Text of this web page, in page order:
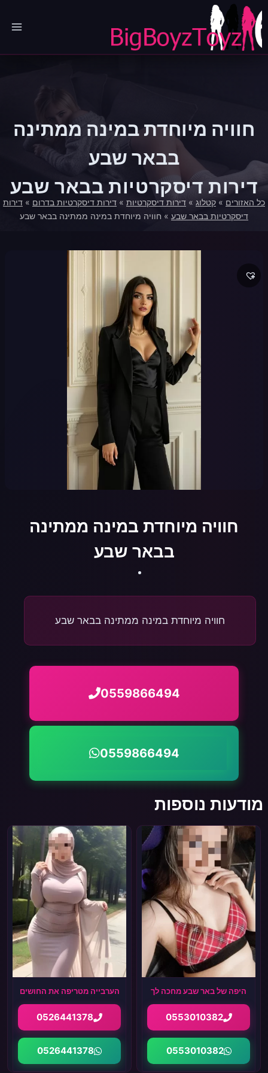
Skip
to
content
חוויה מיוחדת במינה ממתינה
בבאר שבע
דירות דיסקרטיות בבאר שבע
כל האזורים » קטלוג » דירות דיסקרטיות » דירות דיסקרטיות בדרום » דירות
דיסקרטיות בבאר שבע » חוויה מיוחדת במינה ממתינה בבאר שבע
חוויה מיוחדת במינה ממתינה
בבאר שבע
חוויה מיוחדת במינה ממתינה בבאר שבע
0559866494
0559866494
מודעות נוספות
היפה של באר שבע מחכה לך
0553010382
0553010382
הערבייה מטריפה את החושים
0526441378
0526441378